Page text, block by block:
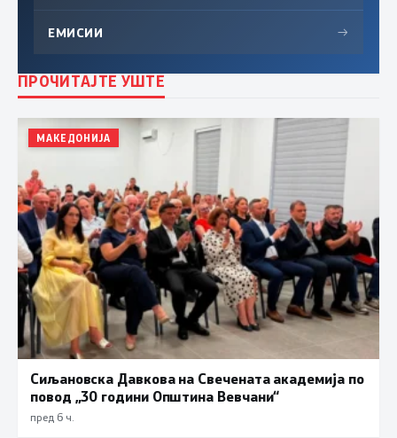
ЕМИСИИ →
ПРОЧИТАЈТЕ УШТЕ
МАКЕДОНИЈА
Сиљановска Давкова на Свечената академија по
повод „30 години Општина Вевчани“
пред 6 ч.